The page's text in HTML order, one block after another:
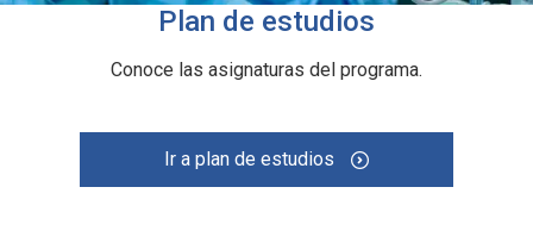
Plan de estudios
Conoce las asignaturas del programa.
Ir a plan de estudios